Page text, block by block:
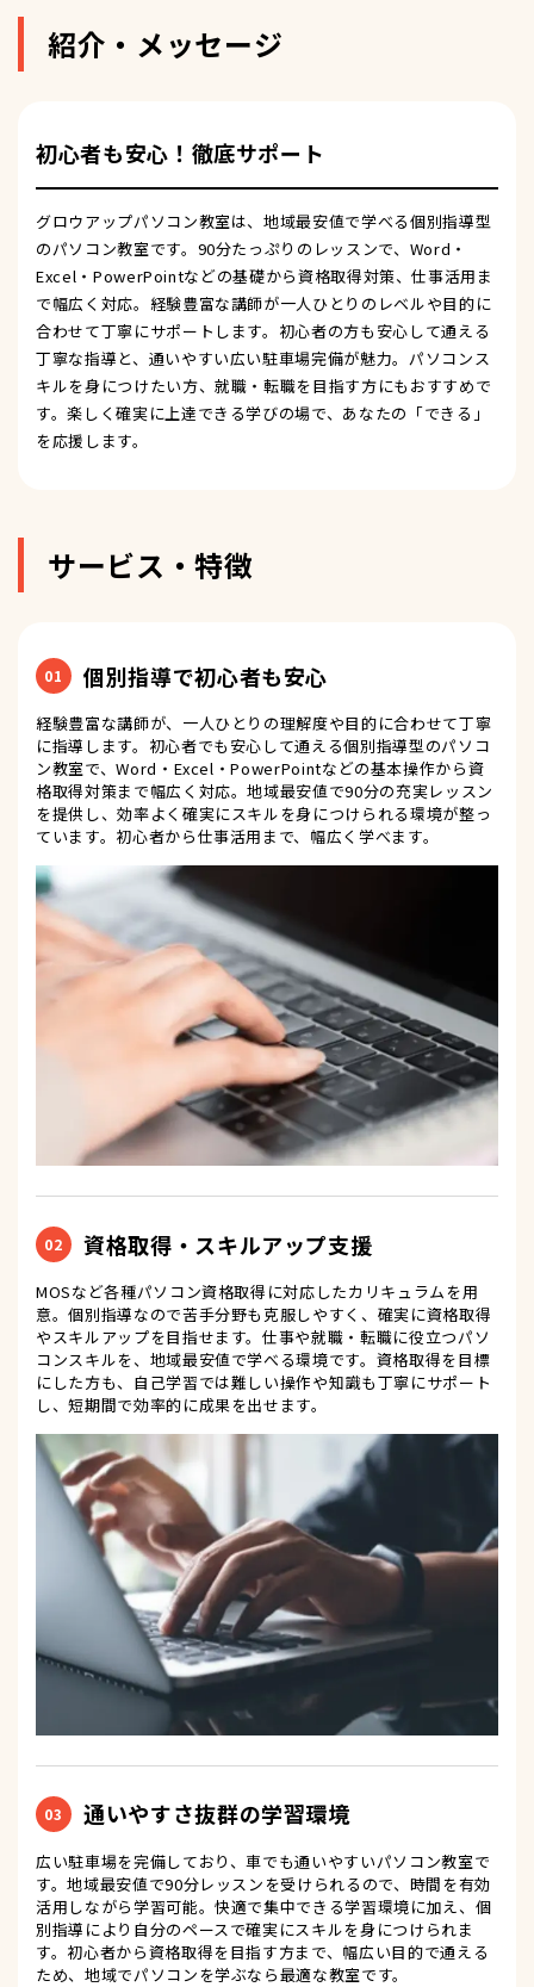
紹介・メッセージ
初心者も安心！徹底サポート
グロウアップパソコン教室は、地域最安値で学べる個別指導型
のパソコン教室です。90分たっぷりのレッスンで、Word・
Excel・PowerPointなどの基礎から資格取得対策、仕事活用ま
で幅広く対応。経験豊富な講師が一人ひとりのレベルや目的に
合わせて丁寧にサポートします。初心者の方も安心して通える
丁寧な指導と、通いやすい広い駐車場完備が魅力。パソコンス
キルを身につけたい方、就職・転職を目指す方にもおすすめで
す。楽しく確実に上達できる学びの場で、あなたの「できる」
を応援します。
サービス・特徴
01 個別指導で初心者も安心
経験豊富な講師が、一人ひとりの理解度や目的に合わせて丁寧
に指導します。初心者でも安心して通える個別指導型のパソコ
ン教室で、Word・Excel・PowerPointなどの基本操作から資
格取得対策まで幅広く対応。地域最安値で90分の充実レッスン
を提供し、効率よく確実にスキルを身につけられる環境が整っ
ています。初心者から仕事活用まで、幅広く学べます。
02 資格取得・スキルアップ支援
MOSなど各種パソコン資格取得に対応したカリキュラムを用
意。個別指導なので苦手分野も克服しやすく、確実に資格取得
やスキルアップを目指せます。仕事や就職・転職に役立つパソ
コンスキルを、地域最安値で学べる環境です。資格取得を目標
にした方も、自己学習では難しい操作や知識も丁寧にサポート
し、短期間で効率的に成果を出せます。
03 通いやすさ抜群の学習環境
広い駐車場を完備しており、車でも通いやすいパソコン教室で
す。地域最安値で90分レッスンを受けられるので、時間を有効
活用しながら学習可能。快適で集中できる学習環境に加え、個
別指導により自分のペースで確実にスキルを身につけられま
す。初心者から資格取得を目指す方まで、幅広い目的で通える
ため、地域でパソコンを学ぶなら最適な教室です。